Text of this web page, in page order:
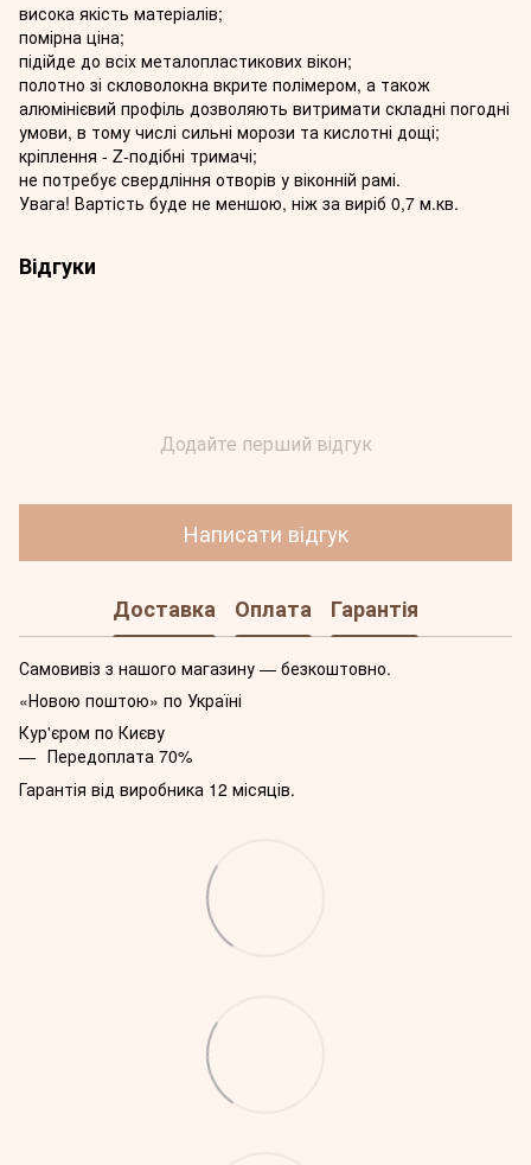
висока якість матеріалів;
помірна ціна;
підійде до всіх металопластикових вікон;
полотно зі скловолокна вкрите полімером, а також
алюмінієвий профіль дозволяють витримати складні погодні
умови, в тому числі сильні морози та кислотні дощі;
кріплення - Z-подібні тримачі;
не потребує свердління отворів у віконній рамі.
Увага! Вартість буде не меншою, ніж за виріб 0,7 м.кв.
Відгуки
Додайте перший відгук
Написати відгук
Доставка Оплата Гарантія
Самовивіз з нашого магазину — безкоштовно.
«Новою поштою» по Україні
Кур'єром по Києву
Передоплата 70%
Гарантія від виробника 12 місяців.